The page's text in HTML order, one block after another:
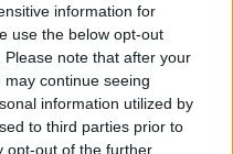
information for
use the below opt-out
note that after your
continue seeing
information utilized by
to third parties prior to
opt-out of the further